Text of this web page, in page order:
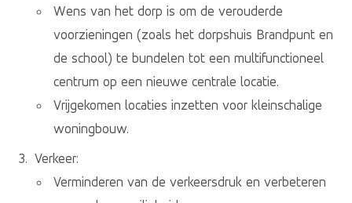
Wens van het dorp is om de verouderde
voorzieningen (zoals het dorpshuis Brandpunt en
de school) te bundelen tot een multifunctioneel
centrum op een nieuwe centrale locatie.
Vrijgekomen locaties inzetten voor kleinschalige
woningbouw.
Verkeer:
Verminderen van de verkeersdruk en verbeteren